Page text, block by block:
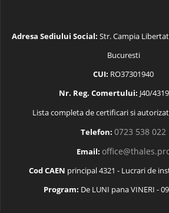
Adresa Sediului Social: Str. Campia
Bucuresti
CUI: RO37301940
Nr. Reg. Comertului: J40/
Lista completa de certificari si
Telefon: 0723 538 022
Email:
Cod CAEN principal 4321 - Lucrari de
Program: De LUNI pana VINERI -